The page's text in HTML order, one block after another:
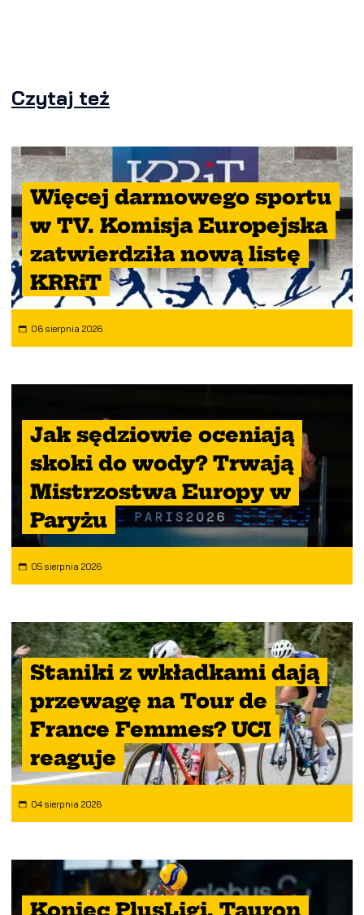
Czytaj też
Więcej darmowego sportu
w TV. Komisja Europejska
zatwierdziła nową listę
KRRiT
06 sierpnia 2026
Jak sędziowie oceniają
skoki do wody? Trwają
Mistrzostwa Europy w
Paryżu
05 sierpnia 2026
Staniki z wkładkami dają
przewagę na Tour de
France Femmes? UCI
reaguje
04 sierpnia 2026
Koniec PlusLigi. Tauron